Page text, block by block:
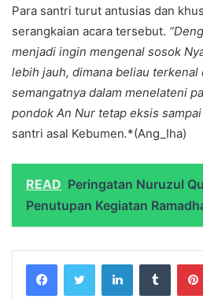
Para santri turut antusias dan
serangkaian acara tersebut.
menjadi ingin mengenal sosok
lebih jauh, dimana beliau terkenal
semangatnya dalam menelateni
pondok An Nur tetap eksis sampai
santri asal Kebumen.*(Ang_Iha)
READ Peringatan Nuruzul
Penutupan Kegiatan